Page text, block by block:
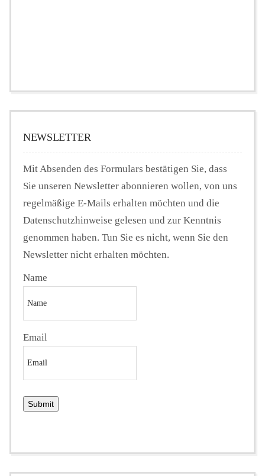
NEWSLETTER
Mit Absenden des Formulars bestätigen Sie, dass
Sie unseren Newsletter abonnieren wollen, von uns
regelmäßige E-Mails erhalten möchten und die
Datenschutzhinweise gelesen und zur Kenntnis
genommen haben. Tun Sie es nicht, wenn Sie den
Newsletter nicht erhalten möchten.
Name
Email